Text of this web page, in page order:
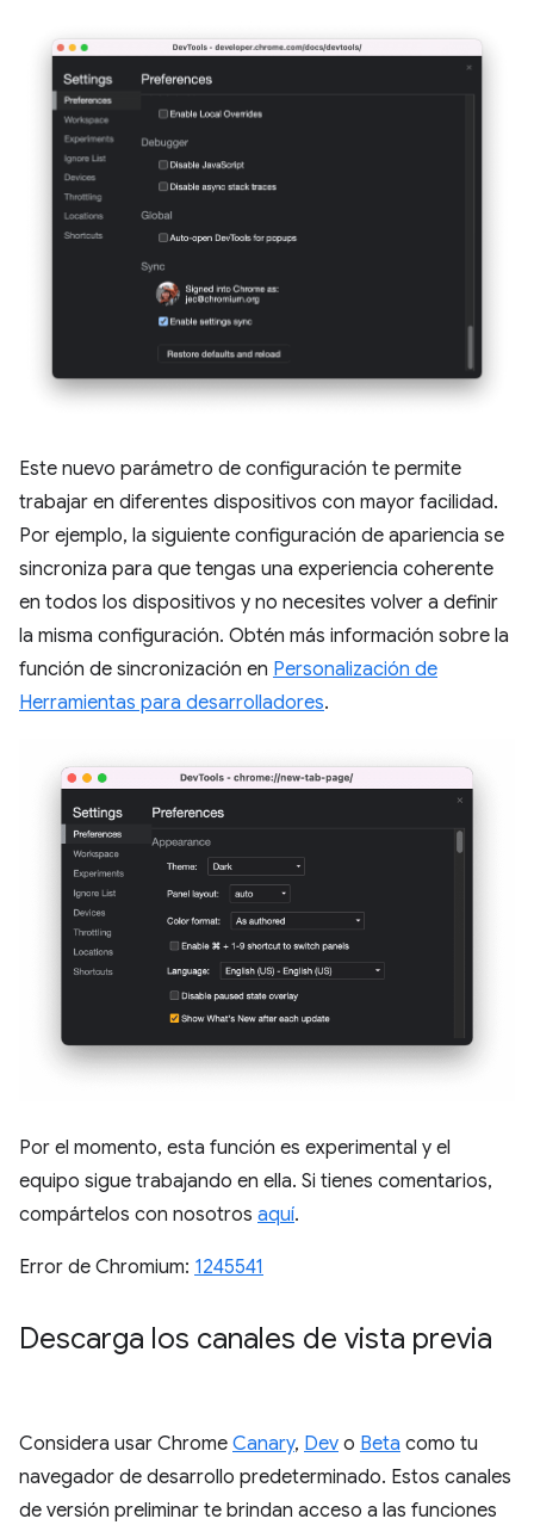
Este nuevo parámetro de configuración te permite
trabajar en diferentes dispositivos con mayor facilidad.
Por ejemplo, la siguiente configuración de apariencia se
sincroniza para que tengas una experiencia coherente
en todos los dispositivos y no necesites volver a definir
la misma configuración. Obtén más información sobre la
función de sincronización en Personalización de
Herramientas para desarrolladores.
Por el momento, esta función es experimental y el
equipo sigue trabajando en ella. Si tienes comentarios,
compártelos con nosotros aquí.
Error de Chromium: 1245541
Descarga los canales de vista previa
Considera usar Chrome Canary, Dev o Beta como tu
navegador de desarrollo predeterminado. Estos canales
de versión preliminar te brindan acceso a las funciones